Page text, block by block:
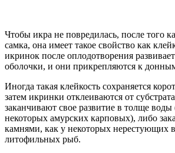
Чтобы икра не повредилась, после того
самка, она имеет такое свойство как
икринок после оплодотворения
оболочки, и они прикрепляются к
Иногда такая клейкость сохраняется
затем икринки отклеиваются от
заканчивают свое развитие в толще
некоторых амурских карповых), либо
камнями, как у некоторых нерестующих
литофильных рыб.